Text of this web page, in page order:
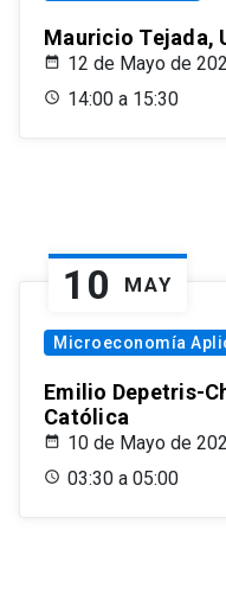
Mauricio Tejada,
12 de Mayo de
14:00 a 15:30
10 MAY
Microeconomía
Emilio Depetris-
Católica
10 de Mayo de
03:30 a 05:00